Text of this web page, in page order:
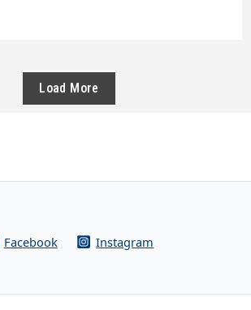
Load More
Facebook Instagram